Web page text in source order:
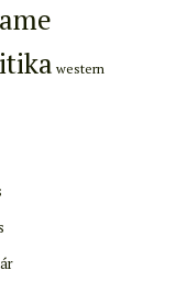
western